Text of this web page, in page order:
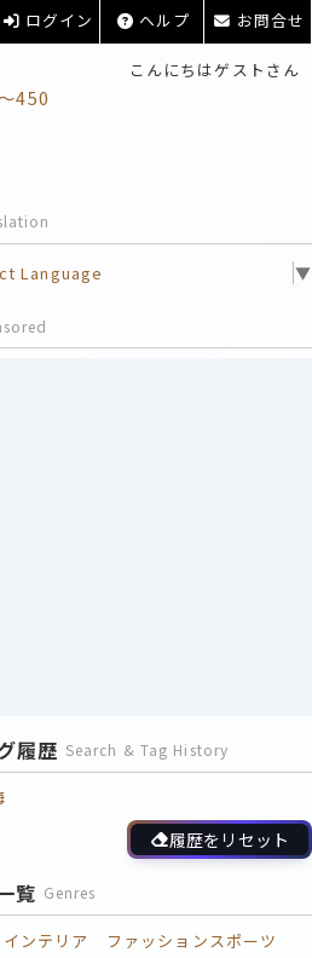
ログイン ヘルプ お問合せ
こんにちはゲストさん
450
Language ▼
履歴 Search & Tag History
履歴をリセット
覧 Genres
インテリア ファッションスポーツ